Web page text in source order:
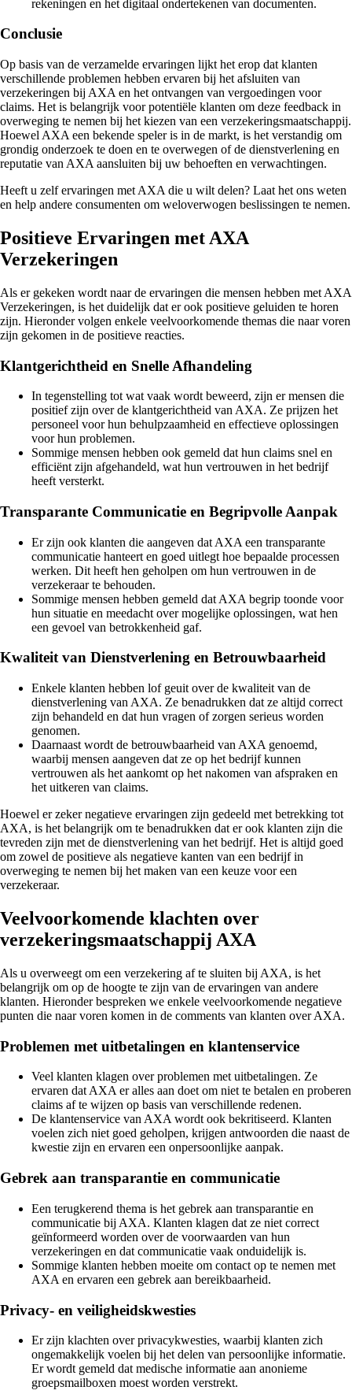
rekeningen en het digitaal ondertekenen van documenten.
Conclusie
Op basis van de verzamelde ervaringen lijkt het erop dat klanten
verschillende problemen hebben ervaren bij het afsluiten van
verzekeringen bij AXA en het ontvangen van vergoedingen voor
claims. Het is belangrijk voor potentiële klanten om deze feedback in
overweging te nemen bij het kiezen van een verzekeringsmaatschappij.
Hoewel AXA een bekende speler is in de markt, is het verstandig om
grondig onderzoek te doen en te overwegen of de dienstverlening en
reputatie van AXA aansluiten bij uw behoeften en verwachtingen.
Heeft u zelf ervaringen met AXA die u wilt delen? Laat het ons weten
en help andere consumenten om weloverwogen beslissingen te nemen.
Positieve Ervaringen met AXA
Verzekeringen
Als er gekeken wordt naar de ervaringen die mensen hebben met AXA
Verzekeringen, is het duidelijk dat er ook positieve geluiden te horen
zijn. Hieronder volgen enkele veelvoorkomende themas die naar voren
zijn gekomen in de positieve reacties.
Klantgerichtheid en Snelle Afhandeling
In tegenstelling tot wat vaak wordt beweerd, zijn er mensen die
positief zijn over de klantgerichtheid van AXA. Ze prijzen het
personeel voor hun behulpzaamheid en effectieve oplossingen
voor hun problemen.
Sommige mensen hebben ook gemeld dat hun claims snel en
efficiënt zijn afgehandeld, wat hun vertrouwen in het bedrijf
heeft versterkt.
Transparante Communicatie en Begripvolle Aanpak
Er zijn ook klanten die aangeven dat AXA een transparante
communicatie hanteert en goed uitlegt hoe bepaalde processen
werken. Dit heeft hen geholpen om hun vertrouwen in de
verzekeraar te behouden.
Sommige mensen hebben gemeld dat AXA begrip toonde voor
hun situatie en meedacht over mogelijke oplossingen, wat hen
een gevoel van betrokkenheid gaf.
Kwaliteit van Dienstverlening en Betrouwbaarheid
Enkele klanten hebben lof geuit over de kwaliteit van de
dienstverlening van AXA. Ze benadrukken dat ze altijd correct
zijn behandeld en dat hun vragen of zorgen serieus worden
genomen.
Daarnaast wordt de betrouwbaarheid van AXA genoemd,
waarbij mensen aangeven dat ze op het bedrijf kunnen
vertrouwen als het aankomt op het nakomen van afspraken en
het uitkeren van claims.
Hoewel er zeker negatieve ervaringen zijn gedeeld met betrekking tot
AXA, is het belangrijk om te benadrukken dat er ook klanten zijn die
tevreden zijn met de dienstverlening van het bedrijf. Het is altijd goed
om zowel de positieve als negatieve kanten van een bedrijf in
overweging te nemen bij het maken van een keuze voor een
verzekeraar.
Veelvoorkomende klachten over
verzekeringsmaatschappij AXA
Als u overweegt om een verzekering af te sluiten bij AXA, is het
belangrijk om op de hoogte te zijn van de ervaringen van andere
klanten. Hieronder bespreken we enkele veelvoorkomende negatieve
punten die naar voren komen in de comments van klanten over AXA.
Problemen met uitbetalingen en klantenservice
Veel klanten klagen over problemen met uitbetalingen. Ze
ervaren dat AXA er alles aan doet om niet te betalen en proberen
claims af te wijzen op basis van verschillende redenen.
De klantenservice van AXA wordt ook bekritiseerd. Klanten
voelen zich niet goed geholpen, krijgen antwoorden die naast de
kwestie zijn en ervaren een onpersoonlijke aanpak.
Gebrek aan transparantie en communicatie
Een terugkerend thema is het gebrek aan transparantie en
communicatie bij AXA. Klanten klagen dat ze niet correct
geïnformeerd worden over de voorwaarden van hun
verzekeringen en dat communicatie vaak onduidelijk is.
Sommige klanten hebben moeite om contact op te nemen met
AXA en ervaren een gebrek aan bereikbaarheid.
Privacy- en veiligheidskwesties
Er zijn klachten over privacykwesties, waarbij klanten zich
ongemakkelijk voelen bij het delen van persoonlijke informatie.
Er wordt gemeld dat medische informatie aan anonieme
groepsmailboxen moest worden verstrekt.